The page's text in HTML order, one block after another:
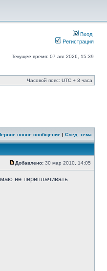
Вход
Регистрация
Текущее время: 07 авг 2026, 15:39
Часовой пояс: UTC + 3 часа
новое сообщение | След. тема
Добавлено: 30 мар 2010, 14:05
не переплачивать